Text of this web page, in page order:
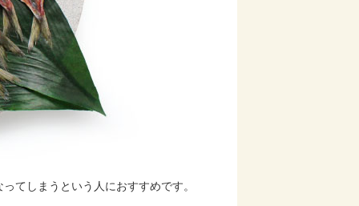
てしまうという人におすすめです。